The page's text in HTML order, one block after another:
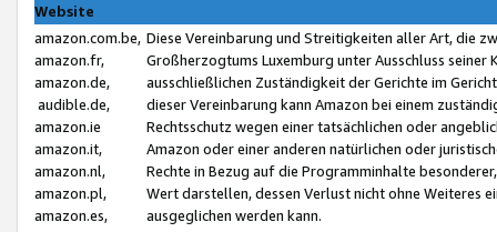
Website
amazon.com.be,
amazon.fr,
amazon.de,
audible.de,
amazon.ie
amazon.it,
amazon.nl,
amazon.pl,
amazon.es,
Diese Vereinbarung und Streitigkeiten aller Art, die
Großherzogtums Luxemburg unter Ausschluss
ausschließlichen Zuständigkeit der Gerichte im
dieser Vereinbarung kann Amazon bei einem
Rechtsschutz wegen einer tatsächlichen oder
Amazon oder einer anderen natürlichen oder
Rechte in Bezug auf die Programminhalte
Wert darstellen, dessen Verlust nicht ohne Weiteres
ausgeglichen werden kann.